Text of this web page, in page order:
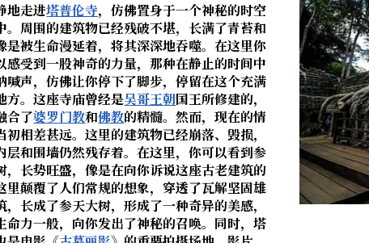
地走进塔普伦寺，仿佛置身于一个神秘的时空
。周围的建筑物已经残破不堪，长满了青苔和
是被生命漫延着，将其深深地吞噬。在这里你
感受到一股神奇的力量，那种在静止的时间中
喊声，仿佛让你停下了脚步，停留在这个充满
方。这座寺庙曾经是吴哥王朝国王所修建的，
合了婆罗门教和佛教的精髓。然而，现在的情
初相差甚远。这里的建筑物已经崩落、毁损，
层和围墙仍然残存着。在这里，你可以看到参
，长势旺盛，像是在向你诉说这座古老建筑的
里颠覆了人们常规的想象，穿透了瓦解坚固雄
，长成了参天大树，形成了一种奇异的美感，
命力一般，向你发出了神秘的召唤。同时，塔